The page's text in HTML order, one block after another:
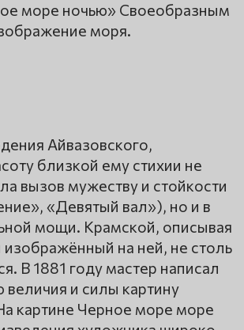
море ночью» Своеобразным
моря.
Айвазовского,
близкой ему стихии не
вызов мужеству и стойкости
«Девятый вал»), но и в
мощи. Крамской, описывая
на ней, не столь
В 1881 году мастер написал
и силы картину
картине Черное море море